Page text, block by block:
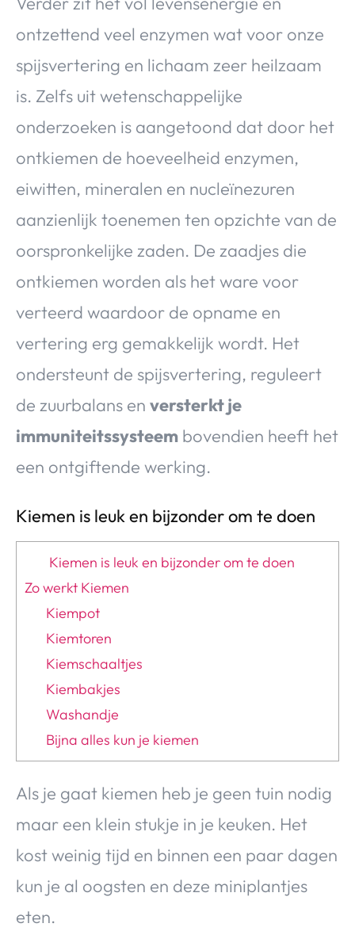
ontzettend veel enzymen wat voor onze
spijsvertering en lichaam zeer heilzaam
is. Zelfs uit wetenschappelijke
onderzoeken is aangetoond dat door het
ontkiemen de hoeveelheid enzymen,
eiwitten, mineralen en nucleïnezuren
aanzienlijk toenemen ten opzichte van de
oorspronkelijke zaden. De zaadjes die
ontkiemen worden als het ware voor
verteerd waardoor de opname en
vertering erg gemakkelijk wordt. Het
ondersteunt de spijsvertering, reguleert
de zuurbalans en versterkt je
immuniteitssysteem bovendien heeft het
een ontgiftende werking.
Kiemen is leuk en bijzonder om te doen
Kiemen is leuk en bijzonder om te doen
Zo werkt Kiemen
Kiempot
Kiemtoren
Kiemschaaltjes
Kiembakjes
Washandje
Bijna alles kun je kiemen
Als je gaat kiemen heb je geen tuin nodig
maar een klein stukje in je keuken. Het
kost weinig tijd en binnen een paar dagen
kun je al oogsten en deze miniplantjes
eten.